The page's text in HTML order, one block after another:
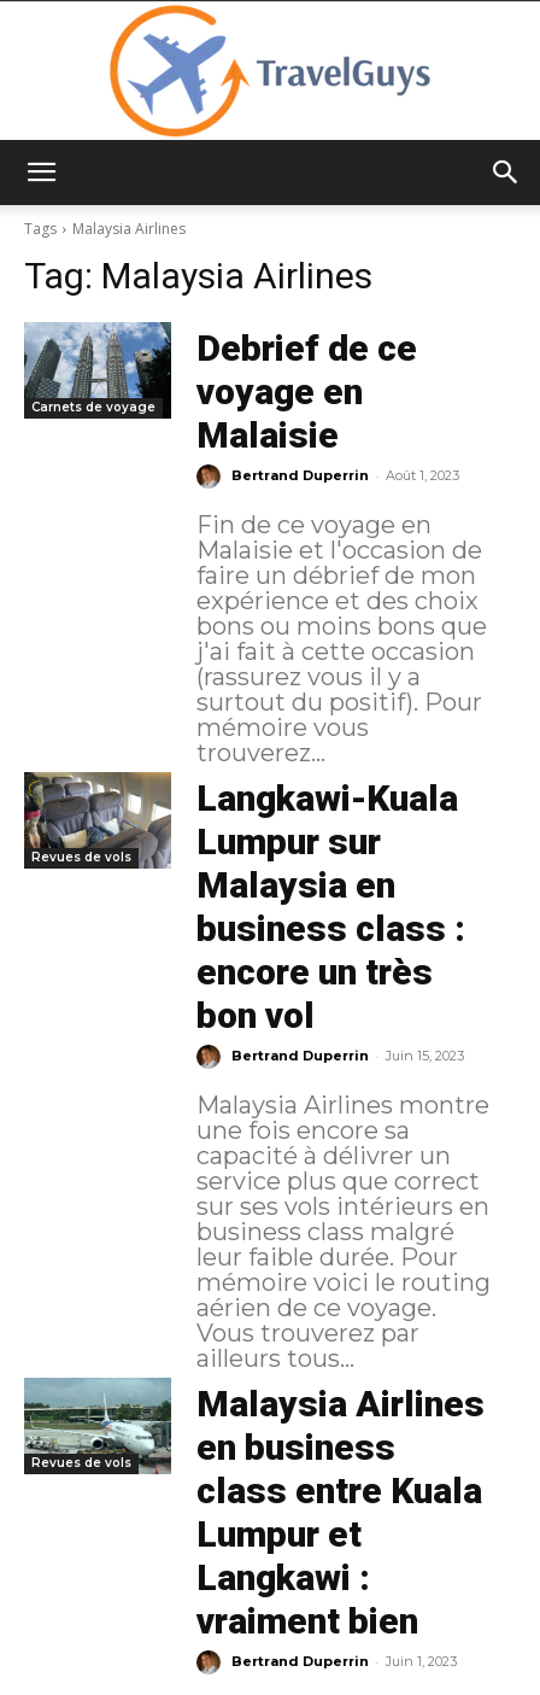
Tags
Malaysia Airlines
Tag: Malaysia Airlines
Carnets de voyage
Debrief de ce
voyage en
Malaisie
Bertrand Duperrin - Août 1, 2023
Fin de ce voyage en
Malaisie et l'occasion de
faire un débrief de mon
expérience et des choix
bons ou moins bons que
j'ai fait à cette occasion
(rassurez vous il y a
surtout du positif). Pour
mémoire vous
trouverez...
Revues de vols
Langkawi-Kuala
Lumpur sur
Malaysia en
business class :
encore un très
bon vol
Bertrand Duperrin - Juin 15, 2023
Malaysia Airlines montre
une fois encore sa
capacité à délivrer un
service plus que correct
sur ses vols intérieurs en
business class malgré
leur faible durée. Pour
mémoire voici le routing
aérien de ce voyage.
Vous trouverez par
ailleurs tous...
Revues de vols
Malaysia Airlines
en business
class entre Kuala
Lumpur et
Langkawi :
vraiment bien
Bertrand Duperrin - Juin 1, 2023